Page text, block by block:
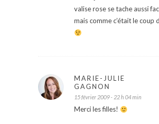
valise rose se tache aussi
mais comme c’était le coup
MARIE-JULIE
GAGNON
15 février 2009 - 22 h 04 min
Merci les filles!